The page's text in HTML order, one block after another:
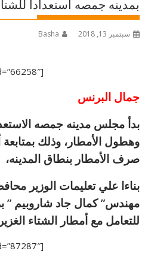
بمدينه جمصه استعدادا
سبتمبر 13, 2018 Basha
[ad id=”66258″]
جمال البرنس
بدأ مجلس مدينه جمصه
وهطول الأمطار، وذلك
صرف الأمطار بنطاق المدينه،
بناءا علي تعليمات الوزير
مهندس” كمال جاد شاروبيم ”
للتعامل مع أمطار الشتاء
[ad id=”87287″]